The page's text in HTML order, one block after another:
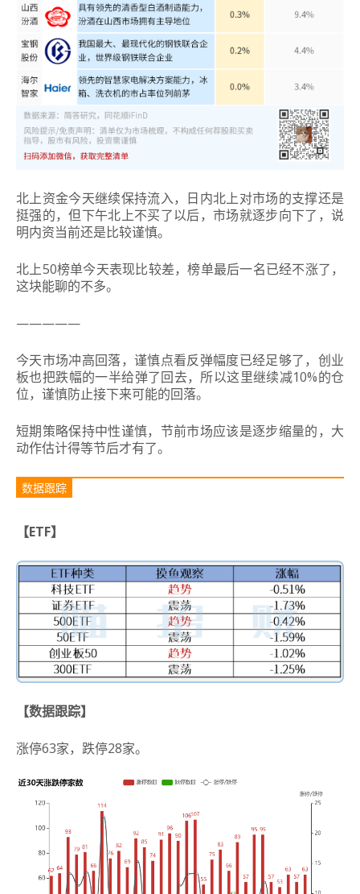
北上资金今天继续保持流入，日内北上对市场的支撑还是
挺强的，但下午北上不买了以后，市场就逐步向下了，说
明内资当前还是比较谨慎。
北上50榜单今天表现比较差，榜单最后一名已经不涨了，
这块能聊的不多。
—————
今天市场冲高回落，谨慎点看反弹幅度已经足够了，创业
板也把跌幅的一半给弹了回去，所以这里继续减10%的仓
位，谨慎防止接下来可能的回落。
短期策略保持中性谨慎，节前市场应该是逐步缩量的，大
动作估计得等节后才有了。
数据跟踪
【ETF】
【数据跟踪】
涨停63家，跌停28家。